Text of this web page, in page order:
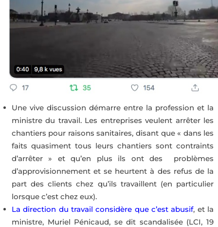
Une vive discussion démarre entre la profession et la
ministre du travail. Les entreprises veulent arrêter les
chantiers pour raisons sanitaires, disant que « dans les
faits quasiment tous leurs chantiers sont contraints
d’arrêter » et qu’en plus ils ont des
problèmes
d’approvisionnement et se heurtent à des refus de la
part des clients chez qu’ils travaillent (en particulier
lorsque c’est chez eux).
La direction du travail considère que c’est abusif, et la
ministre, Muriel Pénicaud, se dit scandalisée (LCI, 19